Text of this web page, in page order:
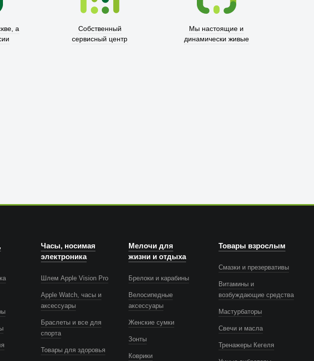
а
Собственный
сервисный центр
Мы настоящие и
динамически живые
Часы, носимая
электроника
Шлем Apple Vision Pro
Apple Watch, часы и
аксессуары
Браслеты и все для
спорта
Товары для здоровья
Мелочи для
жизни и отдыха
Брелоки и карабины
Велосипедные
аксессуары
Женские сумки
Зонты
Коврики
Товары взрослым
Смазки и презервативы
Витамины и
возбуждающие средства
Мастурбаторы
Свечи и масла
Тренажеры Кегеля